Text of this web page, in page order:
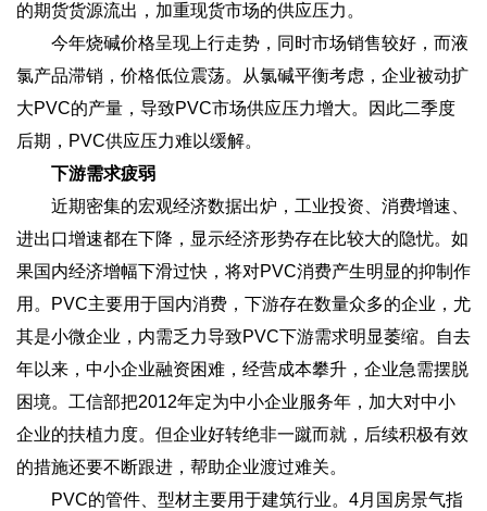
的期货货源流出，加重现货市场的供应压力。
今年烧碱价格呈现上行走势，同时市场销售较好，而液
氯产品滞销，价格低位震荡。从氯碱平衡考虑，企业被动扩
大PVC的产量，导致PVC市场供应压力增大。因此二季度
后期，PVC供应压力难以缓解。
下游需求疲弱
近期密集的宏观经济数据出炉，工业投资、消费增速、
进出口增速都在下降，显示经济形势存在比较大的隐忧。如
果国内经济增幅下滑过快，将对PVC消费产生明显的抑制作
用。PVC主要用于国内消费，下游存在数量众多的企业，尤
其是小微企业，内需乏力导致PVC下游需求明显萎缩。自去
年以来，中小企业融资困难，经营成本攀升，企业急需摆脱
困境。工信部把2012年定为中小企业服务年，加大对中小
企业的扶植力度。但企业好转绝非一蹴而就，后续积极有效
的措施还要不断跟进，帮助企业渡过难关。
PVC的管件、型材主要用于建筑行业。4月国房景气指